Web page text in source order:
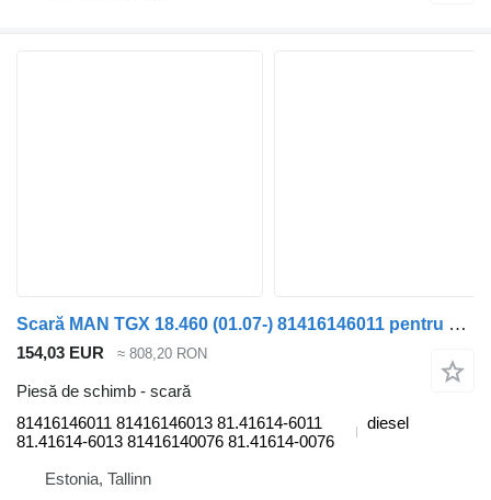
Scară MAN TGX 18.460 (01.07-) 81416146011 pentru cap tractor MAN TGL, TGM, TGS, TGX (2005-2021)
154,03 EUR ≈ 808,20 RON
Piesă de schimb - scară
81416146011 81416146013 81.41614-6011
81.41614-6013 81416140076 81.41614-0076
diesel
Estonia, Tallinn